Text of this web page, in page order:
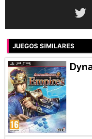
JUEGOS SIMILARES